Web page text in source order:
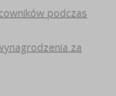
podczas
za